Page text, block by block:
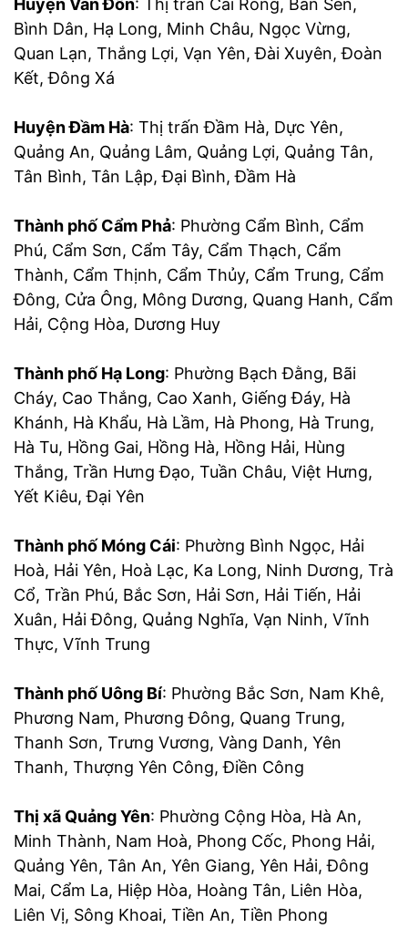
Huyện Vân Đồn: Thị trấn Cái Rồng, Bản Sen,
Bình Dân, Hạ Long, Minh Châu, Ngọc Vừng,
Quan Lạn, Thắng Lợi, Vạn Yên, Đài Xuyên, Đoàn
Kết, Đông Xá
Huyện Đầm Hà: Thị trấn Đầm Hà, Dực Yên,
Quảng An, Quảng Lâm, Quảng Lợi, Quảng Tân,
Tân Bình, Tân Lập, Đại Bình, Đầm Hà
Thành phố Cẩm Phả: Phường Cẩm Bình, Cẩm
Phú, Cẩm Sơn, Cẩm Tây, Cẩm Thạch, Cẩm
Thành, Cẩm Thịnh, Cẩm Thủy, Cẩm Trung, Cẩm
Đông, Cửa Ông, Mông Dương, Quang Hanh, Cẩm
Hải, Cộng Hòa, Dương Huy
Thành phố Hạ Long: Phường Bạch Đằng, Bãi
Cháy, Cao Thắng, Cao Xanh, Giếng Đáy, Hà
Khánh, Hà Khẩu, Hà Lầm, Hà Phong, Hà Trung,
Hà Tu, Hồng Gai, Hồng Hà, Hồng Hải, Hùng
Thắng, Trần Hưng Đạo, Tuần Châu, Việt Hưng,
Yết Kiêu, Đại Yên
Thành phố Móng Cái: Phường Bình Ngọc, Hải
Hoà, Hải Yên, Hoà Lạc, Ka Long, Ninh Dương, Trà
Cổ, Trần Phú, Bắc Sơn, Hải Sơn, Hải Tiến, Hải
Xuân, Hải Đông, Quảng Nghĩa, Vạn Ninh, Vĩnh
Thực, Vĩnh Trung
Thành phố Uông Bí: Phường Bắc Sơn, Nam Khê,
Phương Nam, Phương Đông, Quang Trung,
Thanh Sơn, Trưng Vương, Vàng Danh, Yên
Thanh, Thượng Yên Công, Điền Công
Thị xã Quảng Yên: Phường Cộng Hòa, Hà An,
Minh Thành, Nam Hoà, Phong Cốc, Phong Hải,
Quảng Yên, Tân An, Yên Giang, Yên Hải, Đông
Mai, Cẩm La, Hiệp Hòa, Hoàng Tân, Liên Hòa,
Liên Vị, Sông Khoai, Tiền An, Tiền Phong